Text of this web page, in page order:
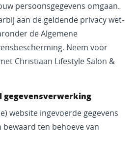
persoonsgegevens omgaan.
aan de geldende privacy wet-
de Algemene
Neem voor
Christiaan Lifestyle Salon &
gegevensverwerking
website ingevoerde gegevens
ten behoeve van